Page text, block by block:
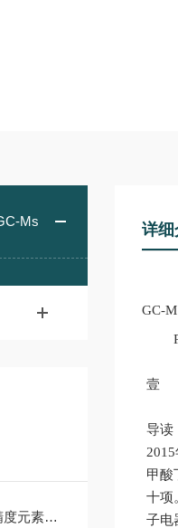
Ms
验室设备
详细
GC-
壹
导读
甲酸
十项
子电